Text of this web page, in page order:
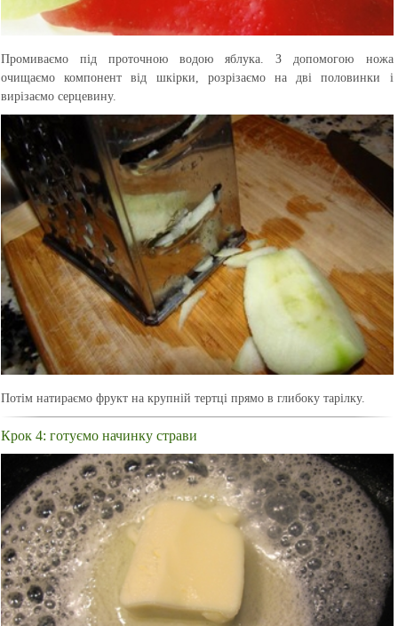
Промиваємо під проточною водою яблука. З допомогою ножа
очищаємо компонент від шкірки, розрізаємо на дві половинки і
вирізаємо серцевину.
Потім натираємо фрукт на крупній тертці прямо в глибоку тарілку.
Крок 4: готуємо начинку страви